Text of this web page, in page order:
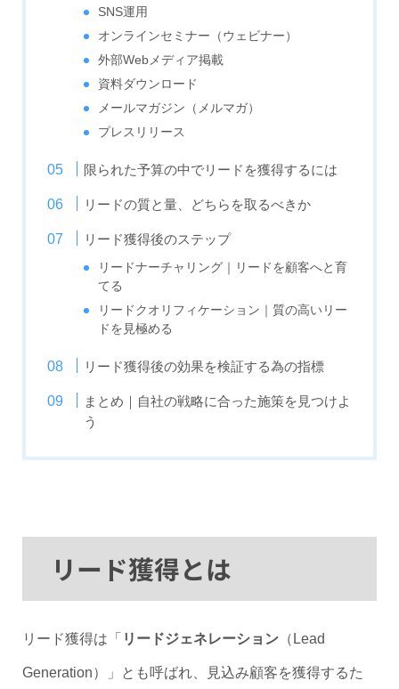
SNS運用
オンラインセミナー（ウェビナー）
外部Webメディア掲載
資料ダウンロード
メールマガジン（メルマガ）
プレスリリース
限られた予算の中でリードを獲得するには
リードの質と量、どちらを取るべきか
リード獲得後のステップ
リードナーチャリング｜リードを顧客へと育
てる
リードクオリフィケーション｜質の高いリー
ドを見極める
リード獲得後の効果を検証する為の指標
まとめ｜自社の戦略に合った施策を見つけよ
う
リード獲得とは
リード獲得は「 リードジェネレーション（Lead
Generation）」とも呼ばれ、見込み顧客を獲得するた